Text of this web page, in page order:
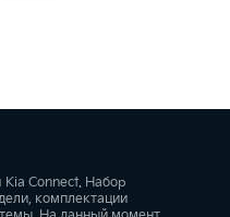
Connect. Набор
комплектации